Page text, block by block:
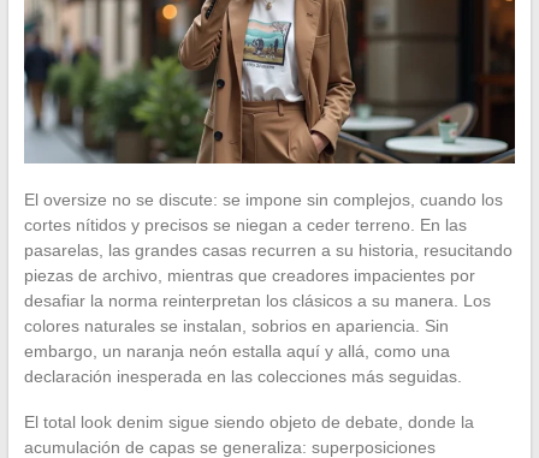
El oversize no se discute: se impone sin complejos, cuando los
cortes nítidos y precisos se niegan a ceder terreno. En las
pasarelas, las grandes casas recurren a su historia, resucitando
piezas de archivo, mientras que creadores impacientes por
desafiar la norma reinterpretan los clásicos a su manera. Los
colores naturales se instalan, sobrios en apariencia. Sin
embargo, un naranja neón estalla aquí y allá, como una
declaración inesperada en las colecciones más seguidas.
El total look denim sigue siendo objeto de debate, donde la
acumulación de capas se generaliza: superposiciones